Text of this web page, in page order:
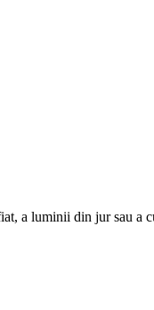
a luminii din jur sau a